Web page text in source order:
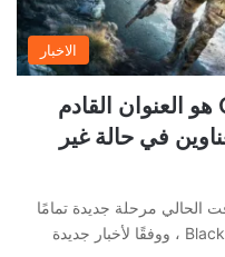
الاخبار
إِشاعة: Ghost Recon هو العنوان القادم
في حالة غير
الحالي مرحلة جديدة تمامًا
بشأن مستقبلها بعد ريميك Black Flag ، ووفقًا لأخبار جديدة